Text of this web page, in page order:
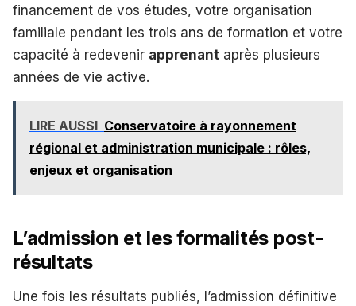
financement de vos études, votre organisation
familiale pendant les trois ans de formation et votre
capacité à redevenir apprenant après plusieurs
années de vie active.
LIRE AUSSI Conservatoire à rayonnement
régional et administration municipale : rôles,
enjeux et organisation
L’admission et les formalités post-
résultats
Une fois les résultats publiés, l’admission définitive